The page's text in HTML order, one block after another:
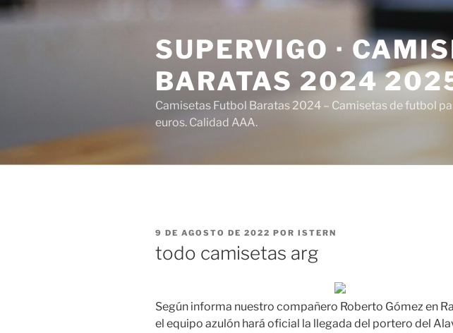
Saltar
al
SUPERVIGO ·
BARATAS 2024
Camisetas Futbol Baratas 2024 – Camisetas de futbol
euros. Calidad AAA.
PUBLICADO
9 DE AGOSTO DE 2022 POR ISTERN
todo camisetas arg
Según informa nuestro compañero Roberto Gómez en
el equipo azulón hará oficial la llegada del portero del